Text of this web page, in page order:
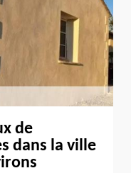
de
dans la ville